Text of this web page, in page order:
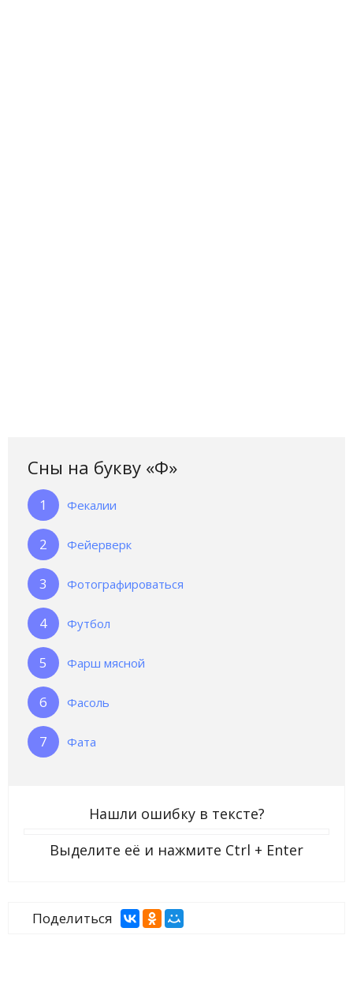
Сны на букву «Ф‎»‎
Фекалии
Фейерверк
Фотографироваться
Футбол
Фарш мясной
Фасоль
Фата
Нашли ошибку в тексте?
Выделите её и нажмите Ctrl + Enter
Поделиться